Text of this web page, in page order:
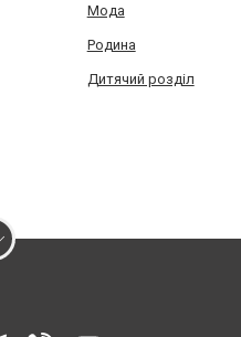
Мода
Родина
Дитячий розділ